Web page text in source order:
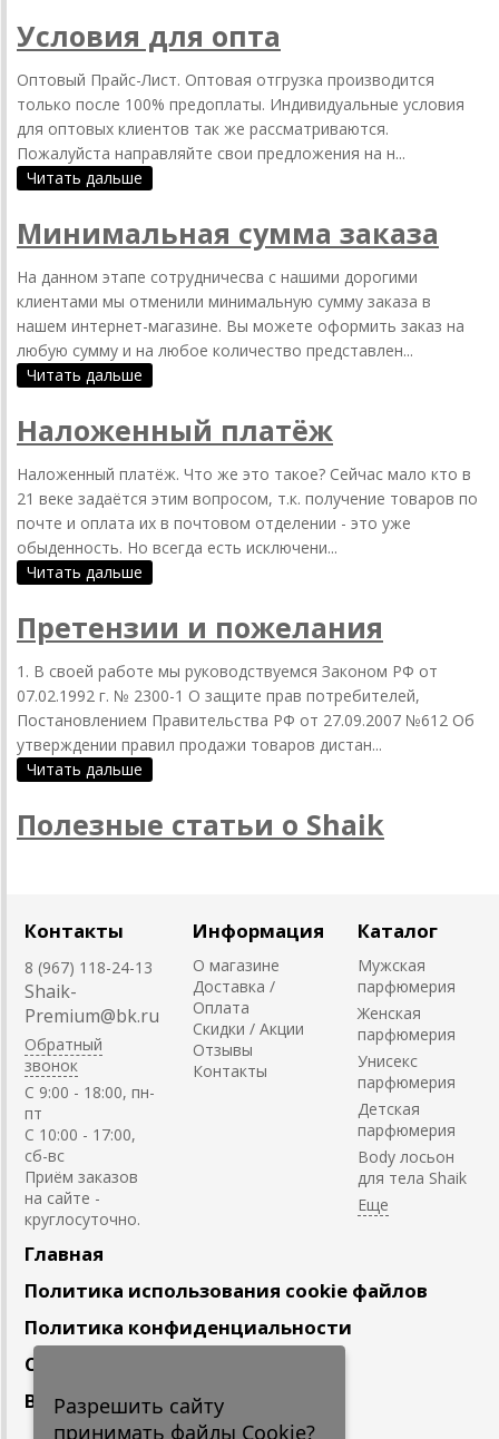
Условия для опта
Оптовый Прайс-Лист. Оптовая отгрузка производится
только после 100% предоплаты. Индивидуальные условия
для оптовых клиентов так же рассматриваются.
Пожалуйста направляйте свои предложения на н...
Читать дальше
Минимальная сумма заказа
На данном этапе сотрудничесва с нашими дорогими
клиентами мы отменили минимальную сумму заказа в
нашем интернет-магазине. Вы можете оформить заказ на
любую сумму и на любое количество представлен...
Читать дальше
Наложенный платёж
Наложенный платёж. Что же это такое? Сейчас мало кто в
21 веке задаётся этим вопросом, т.к. получение товаров по
почте и оплата их в почтовом отделении - это уже
обыденность. Но всегда есть исключени...
Читать дальше
Претензии и пожелания
1. В своей работе мы руководствуемся Законом РФ от
07.02.1992 г. № 2300-1 О защите прав потребителей,
Постановлением Правительства РФ от 27.09.2007 №612 Об
утверждении правил продажи товаров дистан...
Читать дальше
Полезные статьи о Shaik
Контакты
8 (967) 118-24-13
Shaik-
Premium@bk.ru
Обратный
звонок
C 9:00 - 18:00, пн-
пт
С 10:00 - 17:00,
сб-вс
Приём заказов
на сайте -
круглосуточно.
Информация
О магазине
Доставка /
Оплата
Скидки / Акции
Отзывы
Контакты
Каталог
Мужская
парфюмерия
Женская
парфюмерия
Унисекс
парфюмерия
Детская
парфюмерия
Body лосьон
для тела Shaik
Главная
Политика использования cookie файлов
Политика конфиденциальности
Сотрудничество
Вакансии
Разрешить сайту
принимать файлы Cookie?